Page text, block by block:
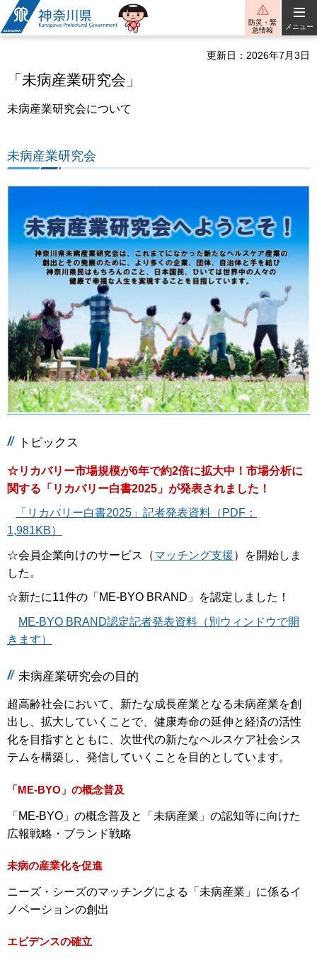
神奈川県
防災・緊
急情報
メニュー
更新日：2026年7月3日
「未病産業研究会」
未病産業研究会について
未病産業研究会
トピックス
☆リカバリー市場規模が6年で約2倍に拡大中！市場分析に
関する「リカバリー白書2025」が発表されました！
「リカバリー白書2025」記者発表資料（PDF：
1,981KB）
☆会員企業向けのサービス（マッチング支援）を開始しま
した。
☆新たに11件の「ME-BYO BRAND」を認定しました！
ME-BYO BRAND認定記者発表資料（別ウィンドウで開
きます）
未病産業研究会の目的
超高齢社会において、新たな成長産業となる未病産業を創
出し、拡大していくことで、健康寿命の延伸と経済の活性
化を目指すとともに、次世代の新たなヘルスケア社会シス
テムを構築し、発信していくことを目的としています。
「ME-BYO」の概念普及
「ME-BYO」の概念普及と「未病産業」の認知等に向けた
広報戦略・ブランド戦略
未病の産業化を促進
ニーズ・シーズのマッチングによる「未病産業」に係るイ
ノベーションの創出
エビデンスの確立